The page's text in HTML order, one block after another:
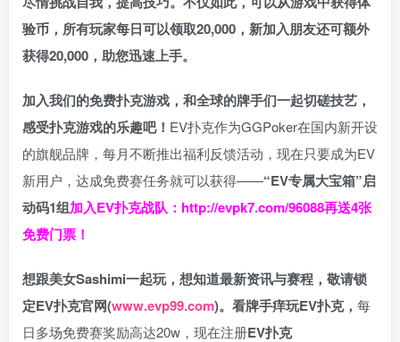
验币，所有玩家每日可以领取20,000，新加入朋友还可额外
获得20,000，助您迅速上手。
加入我们的免费扑克游戏，和全球的牌手们一起切磋技艺，
感受扑克游戏的乐趣吧！ EV扑克作为GGPoker在国内新开设
的旗舰品牌，每月不断推出福利反馈活动，现在只要成为EV
新用户，达成免费赛任务就可以获得——“EV专属大宝箱”启
动码1组加入EV扑克战队： http://evpk7.com/96088再送4张
免费门票！
想跟美女Sashimi一起玩， 想知道最新资讯与赛程， 敬请锁
定EV扑克官网(www.evp99.com)。 看牌手痒玩EV扑克， 每
日多场免费赛奖励高达20w，现在注册EV扑克